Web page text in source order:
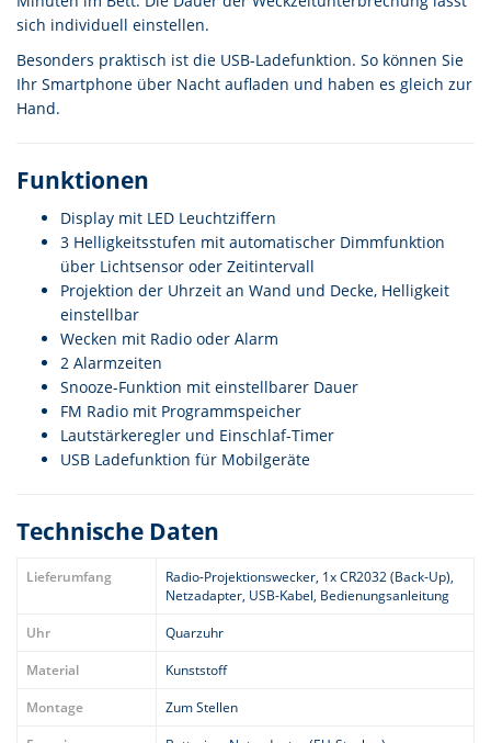
sich individuell einstellen.
Besonders praktisch ist die USB-Ladefunktion. So können Sie
Ihr Smartphone über Nacht aufladen und haben es gleich zur
Hand.
Funktionen
Display mit LED Leuchtziffern
3 Helligkeitsstufen mit automatischer Dimmfunktion
über Lichtsensor oder Zeitintervall
Projektion der Uhrzeit an Wand und Decke, Helligkeit
einstellbar
Wecken mit Radio oder Alarm
2 Alarmzeiten
Snooze-Funktion mit einstellbarer Dauer
FM Radio mit Programmspeicher
Lautstärkeregler und Einschlaf-Timer
USB Ladefunktion für Mobilgeräte
Technische Daten
Lieferumfang
Radio-Projektionswecker, 1x CR2032 (Back-Up),
Netzadapter, USB-Kabel, Bedienungsanleitung
Uhr
Quarzuhr
Material
Kunststoff
Montage
Zum Stellen